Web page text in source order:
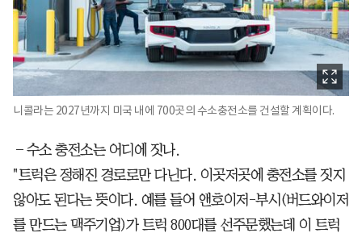
니콜라는 2027년까지 미국 내에 700곳의 수소충전소를 건설할 계획이다.
―수소 충전소는 어디에 짓나.
"트럭은 정해진 경로로만 다닌다. 이곳저곳에 충전소를 짓지
않아도 된다는 뜻이다. 예를 들어 앤호이저-부시(버드와이저
를 만드는 맥주기업)가 트럭 800대를 선주문했는데 이 트럭